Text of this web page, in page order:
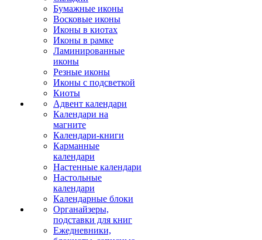
Бумажные иконы
Восковые иконы
Иконы в киотах
Иконы в рамке
Ламинированные
иконы
Резные иконы
Иконы с подсветкой
Киоты
Адвент календари
Календари на
магните
Календари-книги
Карманные
календари
Настенные календари
Настольные
календари
Календарные блоки
Органайзеры,
подставки для книг
Ежедневники,